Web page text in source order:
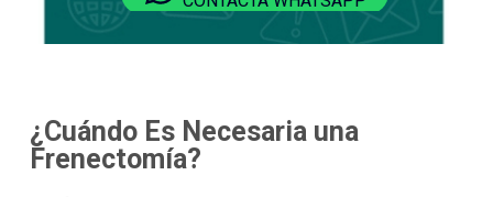
¿Cuándo Es Necesaria una
Frenectomía?